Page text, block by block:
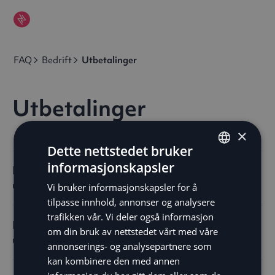
FAQ Bedrift Utbetalinger
Utbetalinger
Hvilken metode brukes for å overføre
utbetalinger?
Vi bruker A2A-utbetalinger (Account-to-Account), som
overfører penger direkte mellom bankkontoer.
Denne raske, sikre og effektive metoden fjerner behovet for
mellomledd som kortnettverk. A2A er en viktig del av open
banking og gjør det mulig for oss å sende betalinger sikkert
Hvordan kan jeg spore og avstemme
utbetalinger?
Via vårt Merchant-portal får du tilgang til
NO
FI
×
Dette nettstedet bruker
informasjonskapsler
Vi bruker informasjonskapsler for å
tilpasse innhold, annonser og analysere
trafikken vår. Vi deler også informasjon
om din bruk av nettstedet vårt med våre
annonserings- og analysepartnere som
kan kombinere den med annen